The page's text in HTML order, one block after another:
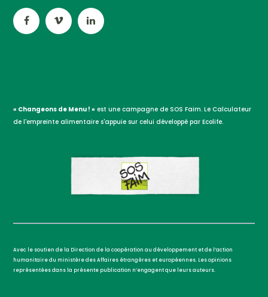
« Changeons de Menu ! » est une campagne de SOS Faim. Le Calculateur
de l'empreinte alimentaire s'appuie sur celui développé par Ecolife.
Avec le soutien de la Direction de la coopération au développement et de l’action
humanitaire du ministère des Affaires étrangères et européennes. Les opinions
représentées dans la présente publication n’engagent que leurs auteurs.